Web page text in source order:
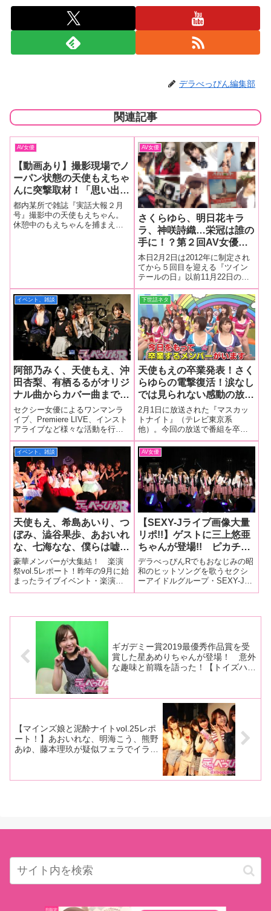
デラべっぴん編集部
関連記事
AV女優
【動画あり】撮影現場でノ
ーパン状態の天使もえちゃ
んに突撃取材！「思い出す
だけで恥ずかしい (///∇///)」
ご本人が選ぶ本当にヤバい
作品マイBEST５！！
都内某所で雑誌『実話大報２月
号』撮影中の天使もえちゃん。
休憩中のもえちゃんを捕まえて
AV女優
さくらゆら、明日花キラ
ラ、神咲詩織…栄冠は誰の
手に！？第２回AV女優デ
ラべっぴん的“勝手に”『ツ
インテール大賞』
本日2月2日は2012年に制定され
てから５回目を迎える『ツイン
テールの日』以前11月22日の
『いいツインテールの日』に“ツ
インテール大賞”を決めたデラべ
っぴんとしては…。 今回もやり
ましょう…第２回“勝手に”『ツイ
ンテール大賞 』！極上の“
イベント、雑談
阿部乃みく、天使もえ、沖
田杏梨、有栖るるがオリジ
ナル曲からカバー曲まで生
バンドをバックに熱狂ライ
ブ！【ミルジェネライブ大
量画像フォトレポート！】
セクシー女優によるワンマンラ
イブ、Premiere LIVE、インスト
アライブなど様々な活動を行っ
ている「Milky Pop
Generation(通称・ミルジェネ)」
が昨年11月以来となる「MilGene
Premiere LIVE」を開
下世話ネタ
天使もえの卒業発表！さく
らゆらの電撃復活！涙なし
では見られない感動の放送
回の中で判明したあのセク
シー女優・笑撃のプライベ
ート♡【マスカットナイ
ト】
2月1日に放送された『マスカッ
トナイト』（テレビ東京系
他）。今回の放送で番組を卒業
になるメンバーを発表…さらに
はあのメンバーの嬉しい電撃復
活など感動放送回！なんです
が…鬼畜のようなある企画が…
イベント、雑談
天使もえ、希島あいり、つ
ぼみ、澁谷果歩、あおいれ
な、七海なな、僕らは嘘つ
き、ラブリーポップスが夢
の共演！ 夏休みを締めく
くるライブは楽演祭に決
定！【楽演祭vol.5大量画
豪華メンバーが大集結！ 楽演
祭vol.5レポート！昨年の9月に始
まったライブイベント・楽演
祭。約1年経ち5回目を迎え観客
池袋LIVE INN ROSAで開催され
た「楽演祭vol.5
AV女優
【SEXY-Jライブ画像大量
リポ!!】ゲストに三上悠亜
ちゃんが登場!! ピカチュ
ウからスケバン!?まで全員
コスプレのハロウィンライ
ブは大熱狂!! しかし、あ
やみ旬果ちゃん卒業＆瑠川
表!!
デラべっぴんRでもおなじみの昭
和のヒットソングを歌うセクシ
ーアイドルグループ・SEXY-Jの
「SEXY-J Halloween Party
ライブのテーマである「ハロウ
ギガデミー賞2019最優秀作品賞を受
賞した星あめりちゃんが登場！ 意外
な趣味と前職を語った！【トイズハー
【マインズ娘と泥酔ナイトvol.25レポ
ート！】あおいれな、明海こう、熊野
あゆ、藤本理玖が疑似フェラでイラマ
エロ状態！